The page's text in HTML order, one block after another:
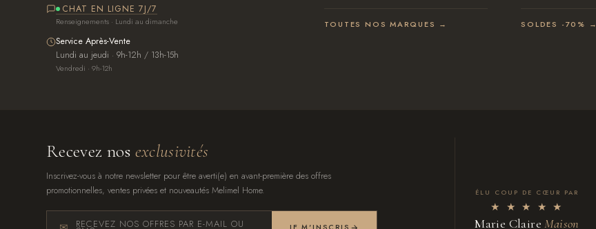
CHAT EN LIGNE 7J/7
Renseignements · Lundi au dimanche
Service Après-Vente
Lundi au jeudi · 9h-12h / 13h-15h
Vendredi · 9h-12h
TOUTES NOS MARQUES → SOLDES -70% →
Recevez nos exclusivités
Inscrivez-vous à notre newsletter pour être averti(e) en avant-première des offres
promotionnelles, ventes privées et nouveautés Melimel Home.
RECEVEZ NOS OFFRES PAR E-MAIL OU
ÉLU COUP DE CŒUR PAR
★ ★ ★ ★ ★
Marie ClaireMaison